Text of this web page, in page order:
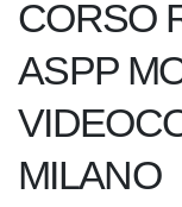
CORSO
MILANO